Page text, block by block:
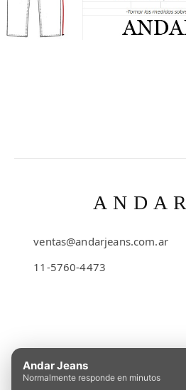
ANDAR
ventas@andarjeans.com.ar
11-5760-4473
INFORMACIÓN
Andar Jeans
Normalmente responde en minutos